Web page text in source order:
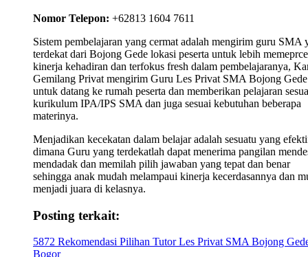
Nomor Telepon: +62813 1604 7611
Sistem pembelajaran yang cermat adalah mengirim guru SMA
terdekat dari Bojong Gede lokasi peserta untuk lebih
kinerja kehadiran dan terfokus fresh dalam pembelajaranya,
Gemilang Privat mengirim Guru Les Privat SMA Bojong Gede
untuk datang ke rumah peserta dan memberikan pelajaran
kurikulum IPA/IPS SMA dan juga sesuai kebutuhan beberapa
materinya.
Menjadikan kecekatan dalam belajar adalah sesuatu yang
dimana Guru yang terdekatlah dapat menerima pangilan
mendadak dan memilah pilih jawaban yang tepat dan benar
sehingga anak mudah melampaui kinerja kecerdasannya dan
menjadi juara di kelasnya.
Posting terkait:
5872 Rekomendasi Pilihan Tutor Les Privat SMA Bojong
Bogor